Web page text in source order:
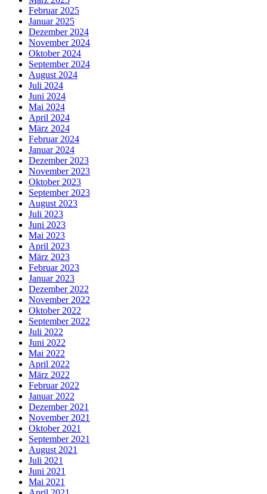
Februar 2025
Januar 2025
Dezember 2024
November 2024
Oktober 2024
September 2024
August 2024
Juli 2024
Juni 2024
Mai 2024
April 2024
März 2024
Februar 2024
Januar 2024
Dezember 2023
November 2023
Oktober 2023
September 2023
August 2023
Juli 2023
Juni 2023
Mai 2023
April 2023
März 2023
Februar 2023
Januar 2023
Dezember 2022
November 2022
Oktober 2022
September 2022
Juli 2022
Juni 2022
Mai 2022
April 2022
März 2022
Februar 2022
Januar 2022
Dezember 2021
November 2021
Oktober 2021
September 2021
August 2021
Juli 2021
Juni 2021
Mai 2021